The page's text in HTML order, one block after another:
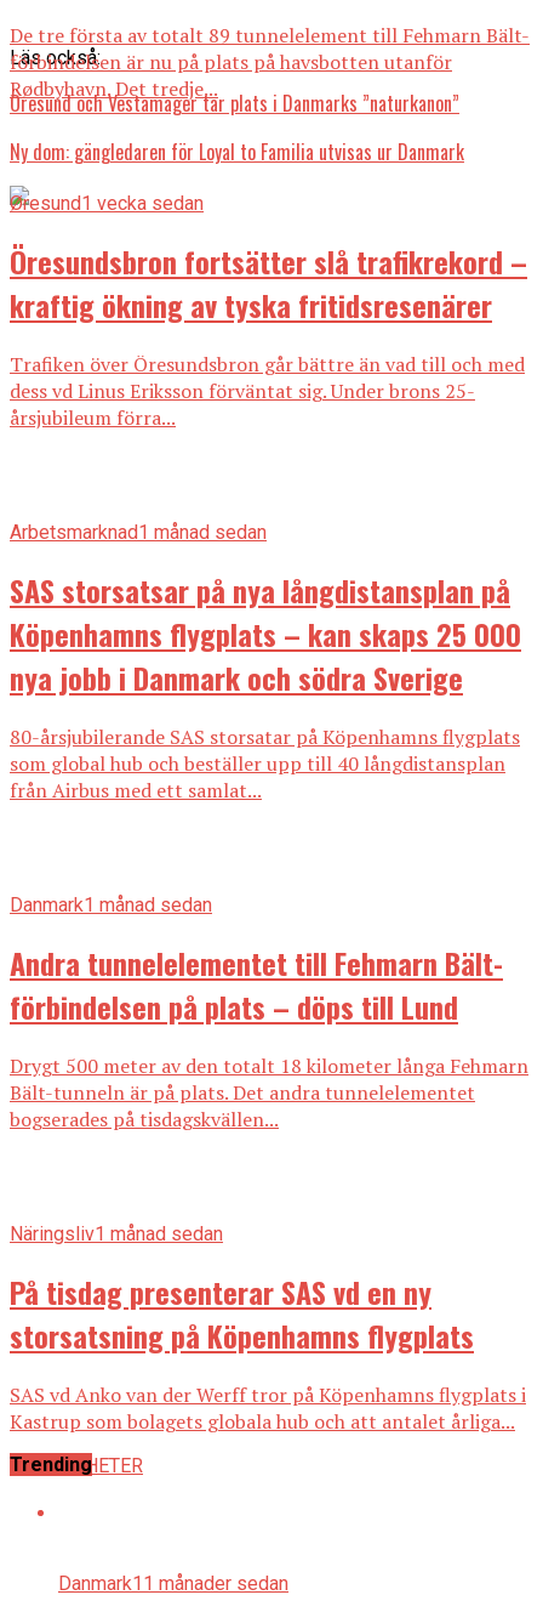
Läs också:
Öresund och Vestamager tar plats i Danmarks ”naturkanon”
Ny dom: gängledaren för Loyal to Familia utvisas ur Danmark
De tre första av totalt 89 tunnelelement till Fehmarn Bält-
förbindelsen är nu på plats på havsbotten utanför
Rødbyhavn. Det tredje...
Øresund1 vecka sedan
Öresundsbron fortsätter slå trafikrekord –
kraftig ökning av tyska fritidsresenärer
Trafiken över Öresundsbron går bättre än vad till och med
dess vd Linus Eriksson förväntat sig. Under brons 25-
årsjubileum förra...
Arbetsmarknad1 månad sedan
SAS storsatsar på nya långdistansplan på
Köpenhamns flygplats – kan skaps 25 000
nya jobb i Danmark och södra Sverige
80-årsjubilerande SAS storsatar på Köpenhamns flygplats
som global hub och beställer upp till 40 långdistansplan
från Airbus med ett samlat...
Danmark1 månad sedan
Andra tunnelelementet till Fehmarn Bält-
förbindelsen på plats – döps till Lund
Drygt 500 meter av den totalt 18 kilometer långa Fehmarn
Bält-tunneln är på plats. Det andra tunnelelementet
bogserades på tisdagskvällen...
Näringsliv1 månad sedan
På tisdag presenterar SAS vd en ny
storsatsning på Köpenhamns flygplats
SAS vd Anko van der Werff tror på Köpenhamns flygplats i
Kastrup som bolagets globala hub och att antalet årliga...
ALLA NYHETER
Trending
Danmark11 månader sedan